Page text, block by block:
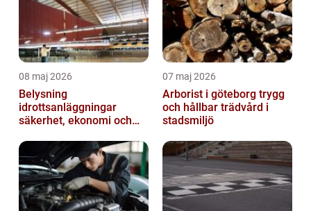
08 maj 2026
Belysning
idrottsanläggningar
säkerhet, ekonomi och
07 maj 2026
Arborist i göteborg trygg
och hållbar trädvård i
stadsmiljö